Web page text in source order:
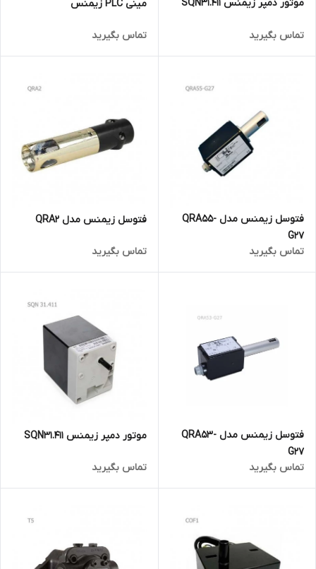
موتور دمپر زیمنس SQN31.411
تماس بگیرید
مینی PLC زیمنس
تماس بگیرید
فتوسل زیمنس مدل QRA55-
G27
تماس بگیرید
فتوسل زیمنس مدل QRA2
تماس بگیرید
فتوسل زیمنس مدل QRA53-
G27
تماس بگیرید
موتور دمپر زیمنس SQN31.411
تماس بگیرید